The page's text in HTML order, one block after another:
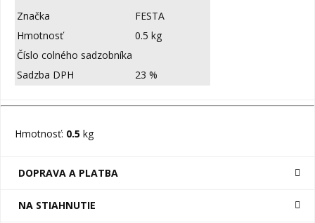
Značka
FESTA
Hmotnosť
0.5 kg
Číslo colného sadzobníka
Sadzba DPH
23 %
Hmotnosť: 0.5 kg
DOPRAVA A PLATBA
NA STIAHNUTIE